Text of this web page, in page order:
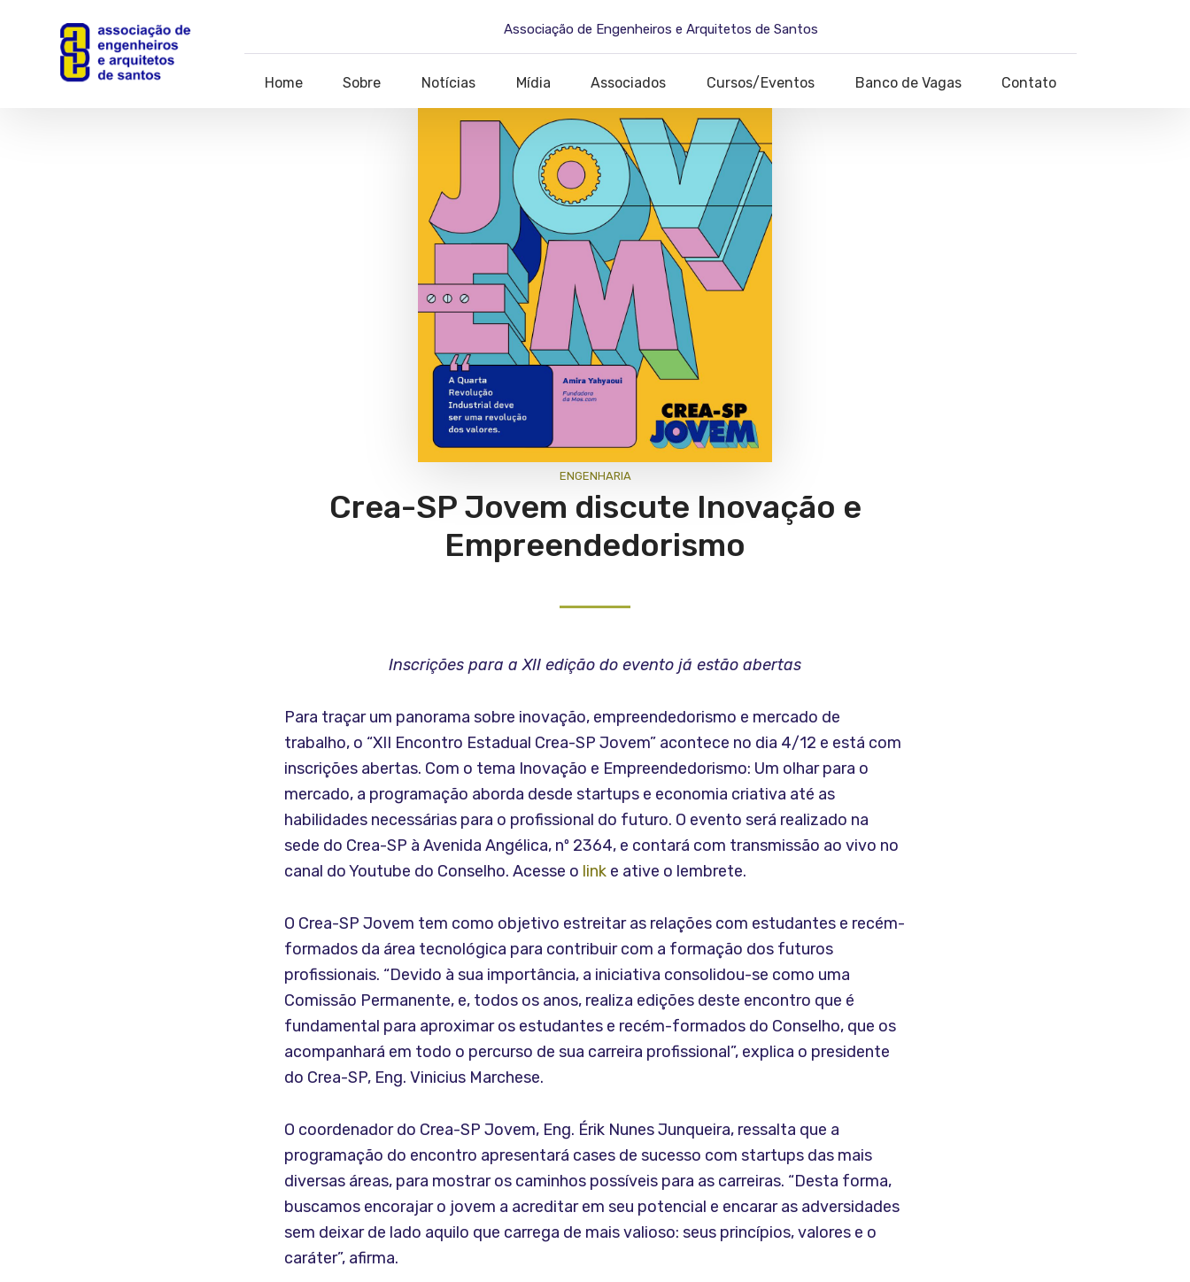
Associação de Engenheiros e Arquitetos de Santos
Home Sobre Notícias Mídia Associados Cursos/Eventos Banco de Vagas Contato
ENGENHARIA
Crea-SP Jovem discute Inovação e
Empreendedorismo
Inscrições para a XII edição do evento já estão abertas
Para traçar um panorama sobre inovação, empreendedorismo e mercado de
trabalho, o “XII Encontro Estadual Crea-SP Jovem” acontece no dia 4/12 e está com
inscrições abertas. Com o tema Inovação e Empreendedorismo: Um olhar para o
mercado, a programação aborda desde startups e economia criativa até as
habilidades necessárias para o profissional do futuro. O evento será realizado na
sede do Crea-SP à Avenida Angélica, nº 2364, e contará com transmissão ao vivo no
canal do Youtube do Conselho. Acesse o link e ative o lembrete.
O Crea-SP Jovem tem como objetivo estreitar as relações com estudantes e recém-
formados da área tecnológica para contribuir com a formação dos futuros
profissionais. “Devido à sua importância, a iniciativa consolidou-se como uma
Comissão Permanente, e, todos os anos, realiza edições deste encontro que é
fundamental para aproximar os estudantes e recém-formados do Conselho, que os
acompanhará em todo o percurso de sua carreira profissional”, explica o presidente
do Crea-SP, Eng. Vinicius Marchese.
O coordenador do Crea-SP Jovem, Eng. Érik Nunes Junqueira, ressalta que a
programação do encontro apresentará cases de sucesso com startups das mais
diversas áreas, para mostrar os caminhos possíveis para as carreiras. “Desta forma,
buscamos encorajar o jovem a acreditar em seu potencial e encarar as adversidades
sem deixar de lado aquilo que carrega de mais valioso: seus princípios, valores e o
caráter”, afirma.